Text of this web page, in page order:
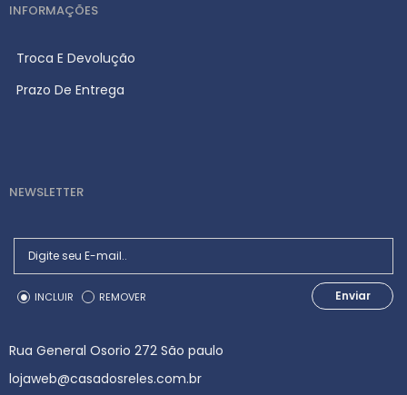
INFORMAÇÕES
Troca E Devolução
Prazo De Entrega
NEWSLETTER
INCLUIR REMOVER Enviar
Rua General Osorio 272 São paulo
lojaweb@casadosreles.com.br